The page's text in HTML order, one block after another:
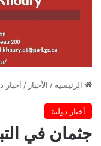
الرئيسية / الأخبار / أخبار
أخبار دولية
جثمان في